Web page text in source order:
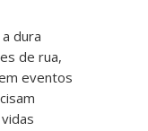
dura
de rua,
eventos